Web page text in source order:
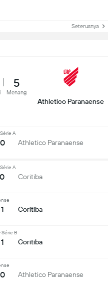
Seterusnya
5
Menang
Athletico Paranaense
A
Athletico Paranaense
A
Coritiba
Coritiba
Série B
Coritiba
Athletico Paranaense